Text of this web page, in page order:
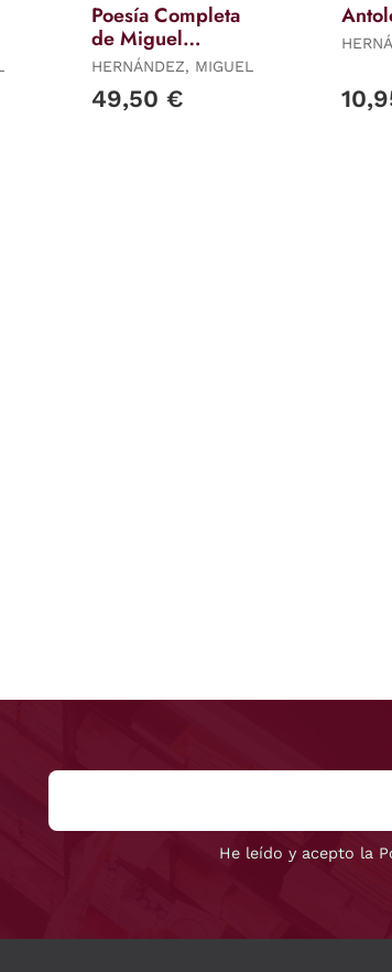
Poesía Completa
de Miguel
Hernández
HERNÁNDEZ, MIGUEL
49,50 €
He leído y acepto la